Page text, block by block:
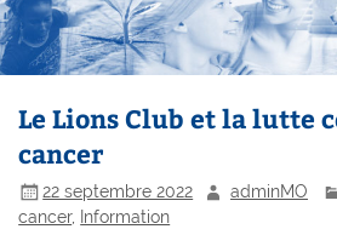
Le Lions Club et la lutte
cancer
22 septembre 2022 adminMO
cancer, Information